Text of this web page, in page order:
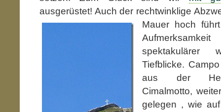
ausgerüstet! Auch der rechtwinklige
Mauer
hoch
spektakulärer
Tiefblicke.
aus der
Cimalmotto,
gelegen , wie